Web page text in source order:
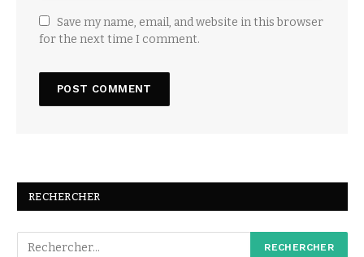
Save my name, email, and website in this browser
for the next time I comment.
RECHERCHER